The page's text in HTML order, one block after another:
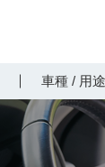
車種 / 用途